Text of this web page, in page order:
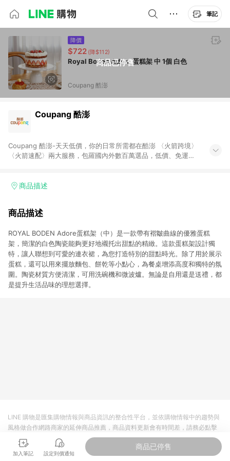
筆記
商品已停售
降價
$722 (降$112)
Royal Boden Adore 蛋糕架 中 1個 白色
Coupang 酷澎
Coupang 酷澎
Coupang 酷澎-天天低價，你的日常所需都在酷澎 〈火箭跨境〉
〈火箭速配〉兩大服務，包羅國內外數百萬選品，低價、免運，
加入WOW會員告別湊免運，火箭速配、火箭跨境優質選品不限金
商品描述
商品描述
ROYAL BODEN Adore蛋糕架（中）是一款帶有褶皺曲線的優雅蛋糕
架，簡潔的白色陶瓷能夠更好地襯托出甜點的精緻。這款蛋糕架設計獨
特，讓人聯想到可愛的連衣裙，為您打造特別的甜點時光。除了用於展示
蛋糕，還可以用來擺放麵包、餅乾等小點心，為餐桌增添高度和獨特的氛
圍。陶瓷材質方便清潔，可用洗碗機和微波爐。無論是自用還是送禮，都
是提升生活品味的理想選擇。
加入筆記 設定到價通知
商品已停售
LINE 購物是匯集購物情報與商品資訊的整合性平台，並依購物情報中的趨勢與
風格做合作網路商家的延伸商品推薦，商品資料更新會有時間差，請務必點擊
商品至各合作網路商家，確認現售價與購物條件，一切資訊以合作廠商網頁為
準。